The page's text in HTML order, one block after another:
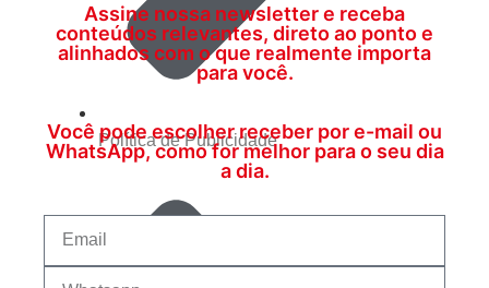
Política de Publicidade
Assine nossa newsletter e receba
conteúdos relevantes, direto ao ponto e
alinhados com o que realmente importa
para você.
Você pode escolher receber por e-mail ou
WhatsApp, como for melhor para o seu dia
a dia.